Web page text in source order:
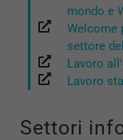
mondo e
Welcome
settore
Lavoro
Lavoro
Settori